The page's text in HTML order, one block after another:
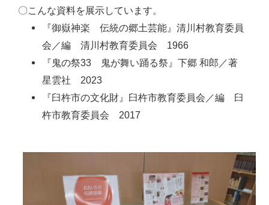
〇こんな資料を展示しています。
『御嶽神楽 伝統の郷土芸能』清川村教育委員
会／編 清川村教育委員会 1966
『鬼の祭33 鬼が舞い踊る祭』下郷 和郎／著
星雲社 2023
『臼杵市の文化財』臼杵市教育委員会／編 臼
杵市教育委員会 2017